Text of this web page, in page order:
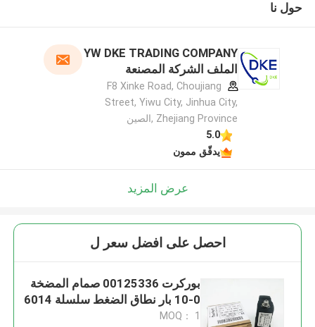
حول نا
YW DKE TRADING COMPANY
الملف الشركة المصنعة
F8 Xinke Road, Choujiang
Street, Yiwu City, Jinhua City,
Zhejiang Province ,الصين
5.0
يدقّق ممون
عرض المزيد
احصل على افضل سعر ل
بوركرت 00125336 صمام المضخة
0-10 بار نطاق الضغط سلسلة 6014
MOQ： 1